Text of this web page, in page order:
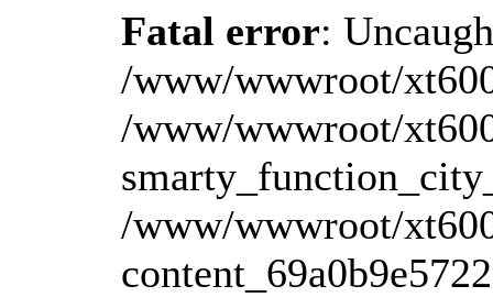
Fatal error:
/www/wwwroot/
/www/wwwroot/
/www/wwwroot/